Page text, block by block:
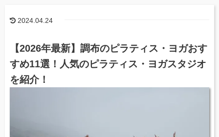
2024.04.24
【2026年最新】調布のピラティス・ヨガおす
すめ11選！人気のピラティス・ヨガスタジオ
を紹介！